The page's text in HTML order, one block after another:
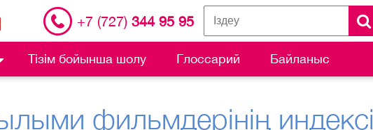
+7 (727) 344 95 95
Тізім бойынша шолу Глоссарий Байланыс
фильмдерінің индексі